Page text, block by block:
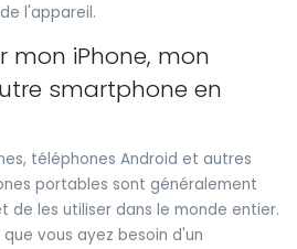
l'appareil.
mon iPhone, mon
smartphone en
téléphones Android et autres
portables sont généralement
de les utiliser dans le monde entier.
vous ayez besoin d'un